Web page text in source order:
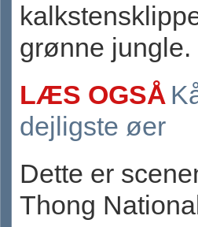
grønne jungle.
LÆS OGSÅ
dejligste øer
Dette er
Thong